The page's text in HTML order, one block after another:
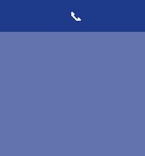
📞